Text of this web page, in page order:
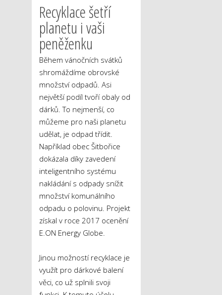
Recyklace šetří
planetu i vaši
peněženku
Během vánočních svátků
shromáždíme obrovské
množství odpadů. Asi
největší podíl tvoří obaly od
dárků. To nejmenší, co
můžeme pro naši planetu
udělat, je odpad třídit.
Například obec Šitbořice
dokázala díky zavedení
inteligentního systému
nakládání s odpady snížit
množství komunálního
odpadu o polovinu. Projekt
získal v roce 2017 ocenění
E.ON Energy Globe.
Jinou možností recyklace je
využít pro dárkové balení
věci, co už splnili svoji